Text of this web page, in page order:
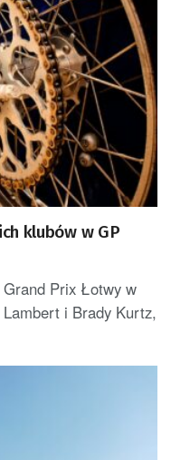
klubów w GP
Prix Łotwy w
i Brady Kurtz,